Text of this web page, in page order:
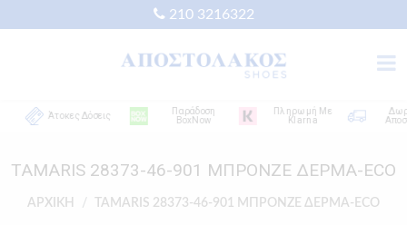
210 3216322
Άτοκες Δόσεις
Παράδοση
BoxNow
Πληρωμή Με
Klarna
Δωρεάν
TAMARIS 28373-46-901 ΜΠΡΟΝΖΕ ΔΕΡΜΑ-ECO
ΑΡΧΙΚΗ TAMARIS 28373-46-901 ΜΠΡΟΝΖΕ ΔΕΡΜΑ-ECO